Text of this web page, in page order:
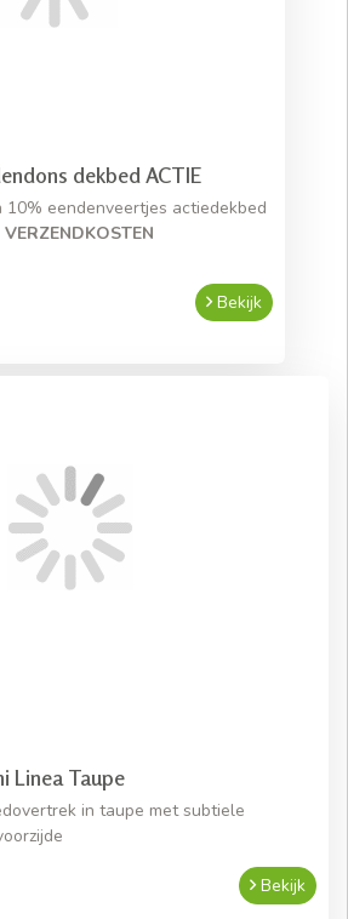
dekbed ACTIE
10% eendenveertjes actiedekbed
VERZENDKOSTEN
Bekijk
Linea Taupe
in taupe met subtiele
Bekijk